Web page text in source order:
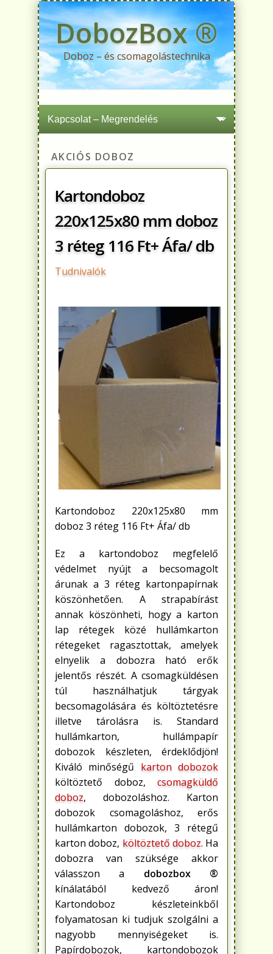
DobozBox ®
Doboz – és csomagolástechnika
Primary menu
Skip to primary content
Skip to secondary content
AKCIÓS DOBOZ
Kartondoboz
220x125x80 mm doboz
3 réteg 116 Ft+ Áfa/ db
Tudnivalók
Kartondoboz 220x125x80 mm
doboz 3 réteg 116 Ft+ Áfa/ db
Ez a kartondoboz megfelelő
védelmet nyújt a becsomagolt
árunak a 3 réteg kartonpapírnak
köszönhetően. A strapabírást
annak köszönheti, hogy a karton
lap rétegek közé hullámkarton
rétegeket ragasztottak, amelyek
elnyelik a dobozra ható erők
jelentős részét. A csomagküldésen
túl használhatjuk tárgyak
becsomagolására és költöztetésre
illetve tárolásra is. Standard
hullámkarton, hullámpapír
dobozok készleten, érdeklődjön!
Kiváló minőségű karton dobozok
költöztető doboz,csomagküldő
doboz, dobozoláshoz. Karton
dobozok csomagoláshoz, erős
hullámkarton dobozok, 3 rétegű
karton doboz, költöztető doboz. Ha
dobozra van szüksége akkor
válasszon a dobozbox ®
kínálatából kedvező áron!
Kartondoboz készleteinkből
folyamatosan ki tudjuk szolgálni a
nagyobb mennyiségeket is.
Papírdobozok, kartondobozok